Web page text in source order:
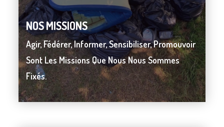
NOS MISSIONS
Agir, Fédérer, Informer, Sensibiliser, Promouvoir
Sont Les Missions Que Nous Nous Sommes
Fixés.
NOS MISSIONS
Agir, Fédérer, Informer, Sensibiliser, Promouvoir
Sont Les Missions Que Nous Nous Sommes
Fixés.